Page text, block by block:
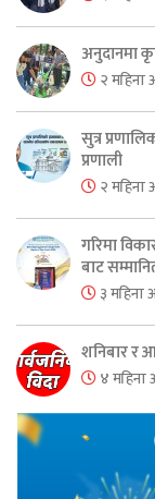
अनुदानमा
२ महिना
सुत्र
प्रणाली
२ महिना
गरिमा
बाट
३ महिना
शनिबार र
४ महिना